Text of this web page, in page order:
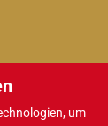
um